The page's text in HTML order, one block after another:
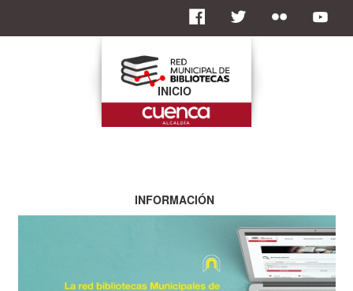
INICIO
INFORMACIÓN